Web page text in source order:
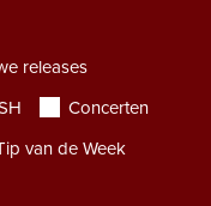
releases
Concerten
van de Week